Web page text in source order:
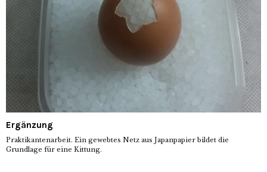
Ergänzung
Praktikantenarbeit. Ein gewebtes Netz aus Japanpapier bildet die
Grundlage für eine Kittung.